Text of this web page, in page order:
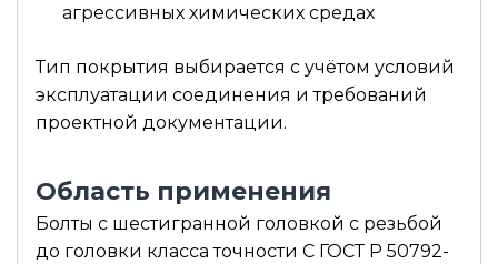
агрессивных химических средах
Тип покрытия выбирается с учётом условий
эксплуатации соединения и требований
проектной документации.
Область применения
Болты с шестигранной головкой с резьбой
до головки класса точности С ГОСТ Р 50792-